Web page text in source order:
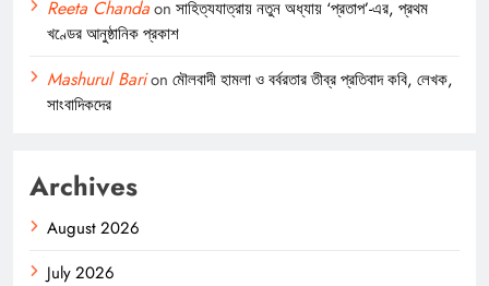
Reeta Chandaon সাহিত্যযাত্রায় নতুন অধ্যায় ‘প্রতাপ’-এর, প্রথম
খণ্ডের আনুষ্ঠানিক প্রকাশ
Mashurul Barion মৌলবাদী হামলা ও বর্বরতার তীব্র প্রতিবাদ কবি, লেখক,
সাংবাদিকদের
Archives
August 2026
July 2026